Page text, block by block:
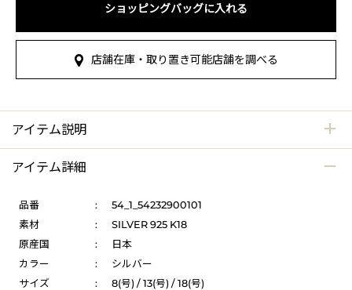
ショッピングバッグに入れる
店舗在庫・取り置き可能店舗を調べる
アイテム説明
アイテム詳細
品番 :
54_1_54232900101
素材
:
SILVER 925 K18
原産国
:
日本
カラー
:
シルバー
サイズ
:
8(号) / 13(号) / 18(号)